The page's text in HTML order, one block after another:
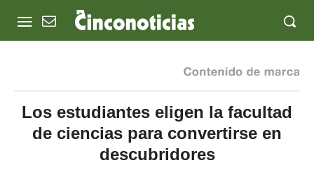
Los estudiantes eligen la facultad
de ciencias para convertirse en
descubridores